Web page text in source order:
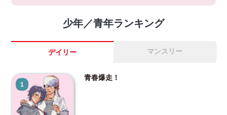
少年／青年ランキング
デイリー マンスリー
1
青春爆走！